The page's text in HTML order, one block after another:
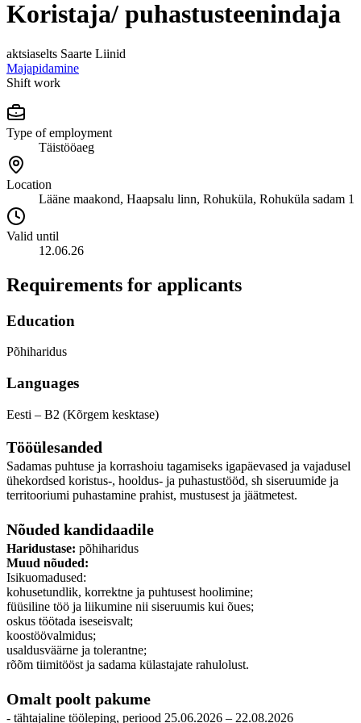
Koristaja/ puhastusteenindaja
aktsiaselts Saarte Liinid
Majapidamine
Shift work
Type of employment
Täistööaeg
Location
Lääne maakond, Haapsalu linn, Rohuküla, Rohuküla sadam 1
Valid until
12.06.26
Requirements for applicants
Education
Põhiharidus
Languages
Eesti – B2 (Kõrgem kesktase)
Tööülesanded
Sadamas puhtuse ja korrashoiu tagamiseks igapäevased ja vajadusel
ühekordsed koristus-, hooldus- ja puhastustööd, sh siseruumide ja
territooriumi puhastamine prahist, mustusest ja jäätmetest.
Nõuded kandidaadile
Haridustase: põhiharidus
Muud nõuded:
Isikuomadused:
kohusetundlik, korrektne ja puhtusest hoolimine;
füüsiline töö ja liikumine nii siseruumis kui õues;
oskus töötada iseseisvalt;
koostöövalmidus;
usaldusväärne ja tolerantne;
rõõm tiimitööst ja sadama külastajate rahulolust.
Omalt poolt pakume
- tähtajaline tööleping, periood 25.06.2026 – 22.08.2026